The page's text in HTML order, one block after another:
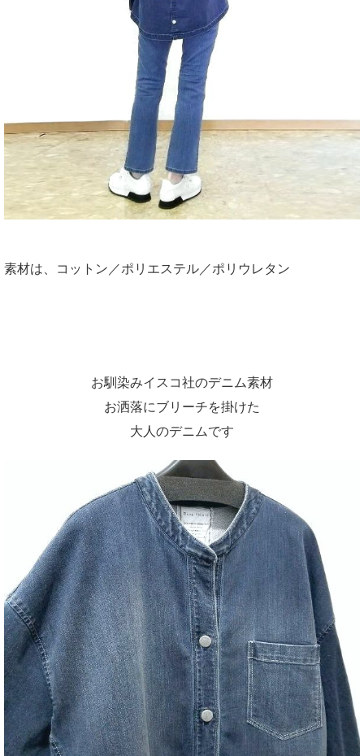
素材は、コットン／ポリエステル／ポリウレタン
お馴染みイスコ社のデニム素材
お洒落にブリーチを掛けた
大人のデニムです